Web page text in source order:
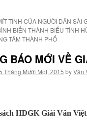
TINH CỦA NGƯỜI DÂN SÀI
BIẾN THÀNH BIỂU TÌNH
TÂM THÀNH PHỐ
BÁO MỚI VỀ
Tháng Mười Một, 2015 byVăn
HĐGK Giải Văn